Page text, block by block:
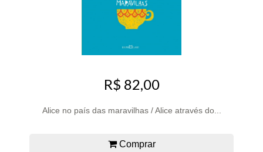
R$ 82,00
Alice no país das maravilhas / Alice através do...
Comprar